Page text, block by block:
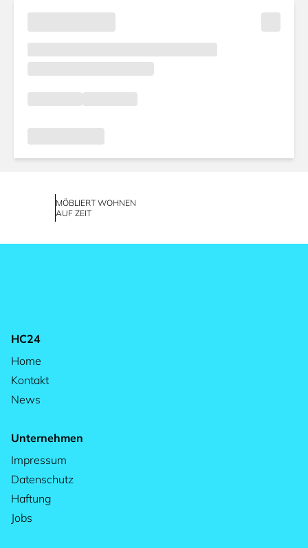
MÖBLIERT WOHNEN
AUF ZEIT
HC24
Home
Kontakt
News
Unternehmen
Impressum
Datenschutz
Haftung
Jobs